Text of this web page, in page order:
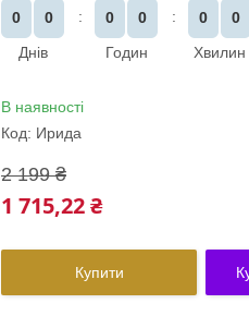
0
0
Днів
0
0
Годин
0
0
Хвилин
В наявності
Код: Ирида
2 199 ₴
1 715,22 ₴
Купити